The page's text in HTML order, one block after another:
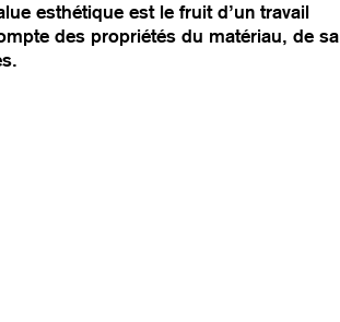
esthétique est le fruit d’un travail
des propriétés du matériau, de sa